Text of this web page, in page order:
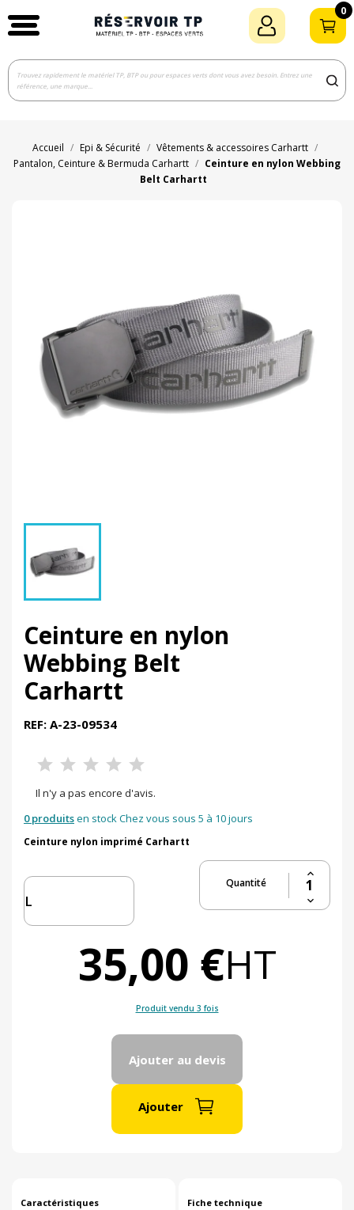
0
Accueil Epi & Sécurité
Vêtements & accessoires Carhartt
Pantalon, Ceinture & Bermuda Carhartt
Ceinture en nylon Webbing
Belt Carhartt
Ceinture en nylon
Webbing Belt
Carhartt
REF: A-23-09534
Il n'y a pas encore d'avis.
0 produitsen stock Chez vous sous 5 à 10 jours
Ceinture nylon imprimé Carhartt
Quantité
35,00 €HT
Produit vendu 3 fois
Ajouter au devis
Ajouter
Caractéristiques Fiche technique